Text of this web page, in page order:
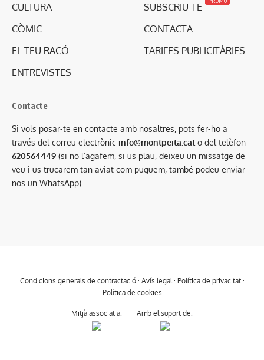
CULTURA
CÒMIC
EL TEU RACÓ
ENTREVISTES
SUBSCRIU-TE
CONTACTA
TARIFES PUBLICITÀRIES
Contacte
Si vols posar-te en contacte amb nosaltres, pots fer-ho a
través del correu electrònic info@montpeita.cato del telèfon
620564449 (si no l’agafem, si us plau, deixeu un missatge de
veu i us trucarem tan aviat com puguem, també podeu enviar-
nos un WhatsApp).
Condicions generals de contractació· Avís legal· Política de privacitat·
Política de cookies
Mitjà associat a: Amb el suport de: